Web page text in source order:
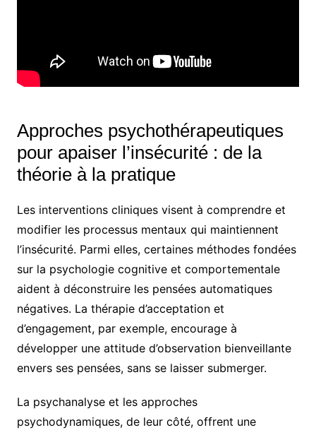
Approches psychothérapeutiques
pour apaiser l’insécurité : de la
théorie à la pratique
Les interventions cliniques visent à comprendre et
modifier les processus mentaux qui maintiennent
l’insécurité. Parmi elles, certaines méthodes fondées
sur la psychologie cognitive et comportementale
aident à déconstruire les pensées automatiques
négatives. La thérapie d’acceptation et
d’engagement, par exemple, encourage à
développer une attitude d’observation bienveillante
envers ses pensées, sans se laisser submerger.
La psychanalyse et les approches
psychodynamiques, de leur côté, offrent une